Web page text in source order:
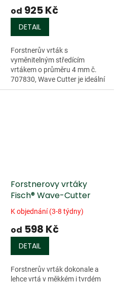
od 925 Kč
DETAIL
Forstnerův vrták s
vyměnitelným středícím
vrtákem o průměru 4 mm č.
707830, Wave Cutter je ideální
při vrtání v...
Forstnerovy vrtáky
Fisch® Wave-Cutter
K objednání (3-8 týdny)
od 598 Kč
DETAIL
Forstnerův vrták dokonale a
lehce vrtá v měkkém i tvrdém